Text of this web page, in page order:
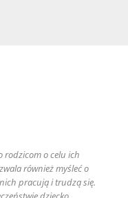
rodzicom o celu ich
również myśleć o
pracują i trudzą się.